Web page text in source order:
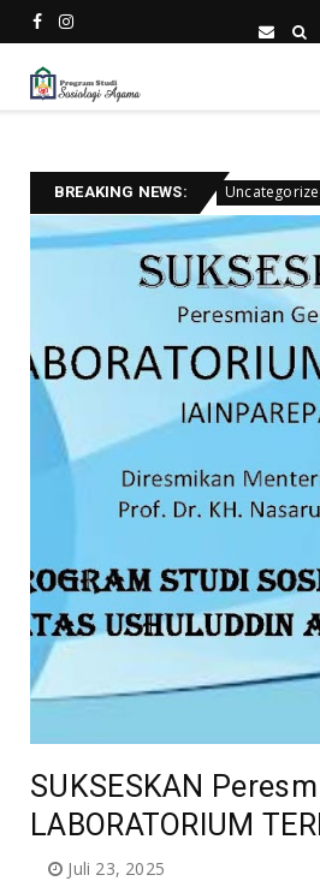
BREAKING NEWS:
Uncategorized Day 29
SUKSESKAN
LABORATORIUM
Juli 23, 2025